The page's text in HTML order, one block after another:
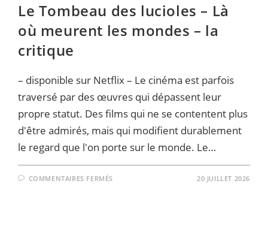
Le Tombeau des lucioles – Là
où meurent les mondes – la
critique
– disponible sur Netflix – Le cinéma est parfois
traversé par des œuvres qui dépassent leur
propre statut. Des films qui ne se contentent plus
d'être admirés, mais qui modifient durablement
le regard que l'on porte sur le monde. Le…
COMMENTAIRES FERMÉS 20 JUILLET 2026